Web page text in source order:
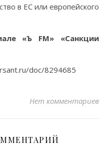
в ЕС или европейского
«Ъ FM» «Санкции
doc/8294685
Нет комментариев